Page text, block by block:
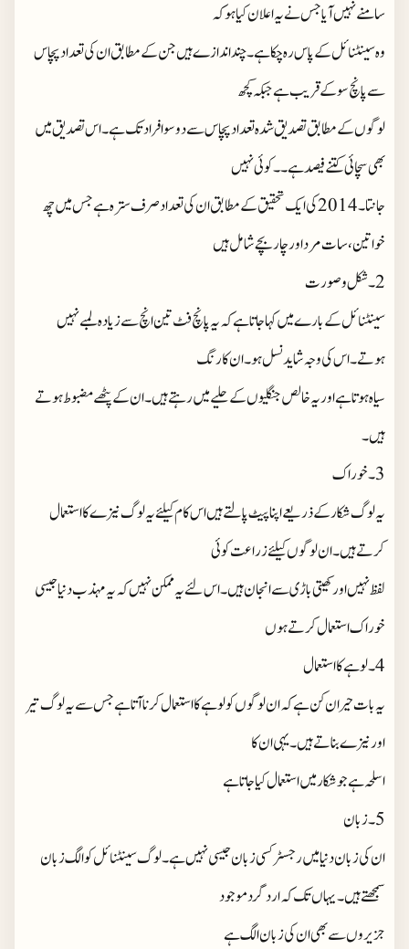
سامنے نہیں آیا جس نے یہ اعلان کیا ہو کہ
وہ سینٹنائل کے پاس رہ چکا ہے۔چند اندازے ہیں جن کے مطابق ان کی تعداد پچاس
سے پانچ سو کے قریب ہے جبکہ کچھ
لوگوں کے مطابق تصدیق شدہ تعداد پچاس سے دو سو افراد تک ہے۔اس تصدیق میں
بھی سچائی کتنے فیصد ہے۔۔کوئی نہیں
جانتا۔2014 کی ایک تحقیق کے مطابق ان کی تعداد صرف سترہ ہے جس میں چھ
خواتین،سات مرد اور چار بچے شامل ہیں
2۔شکل وصورت
سینٹنائل کے بارے میں کہا جاتا ہے کہ یہ پانچ فٹ تین انچ سے زیادہ لمبے نہیں
ہوتے۔اس کی وجہ شاید نسل ہو۔ان کا رنگ
سیاہ ہوتا ہے اور یہ خالص جنگلیوں کے حلیے میں رہتے ہیں۔ان کے پٹھے مضبوط ہوتے
ہیں۔
3۔خوراک
یہ لوگ شکار کے ذریعے اپنا پیٹ پالتے ہیں اس کام کیلئے یہ لوگ نیزے کا استعمال
کرتے ہیں۔ان لوگوں کیلئے زراعت کوئی
لفظ نہیں اور کھیتی باڑی سے انجان ہیں۔اس لئے یہ ممکن نہیں کہ یہ مہذب دنیا جیسی
خوراک استعمال کرتے ہوں
4۔لوہے کا استعمال
یہ بات حیران کن ہے کہ ان لوگوں کو لوہے کا استعمال کرنا آتا ہے جس سے یہ لوگ تیر
اور نیزے بناتے ہیں۔یہی ان کا
اسلحہ ہے جو شکار میں استعمال کیا جاتا ہے
5۔زبان
ان کی زبان دنیا میں رجسٹر کسی زبان جیسی نہیں ہے۔لوگ سینٹنائل کو الگ زبان
سمجھتے ہیں۔یہاں تک کہ اردگرد موجود
جزیروں سے بھی ان کی زبان الگ ہے